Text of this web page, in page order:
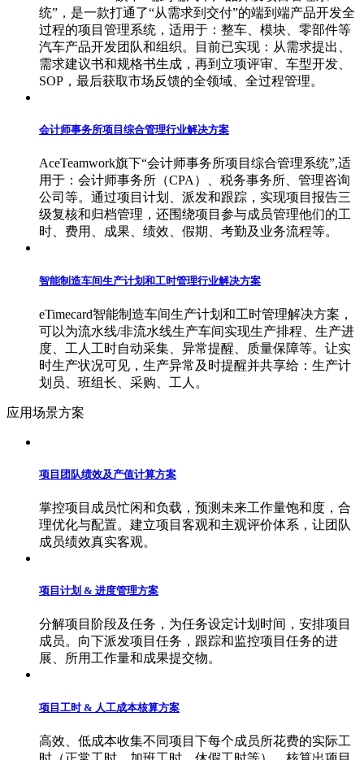
统”，是一款打通了“从需求到交付”的端到端产品开发全
过程的项目管理系统，适用于：整车、模块、零部件等
汽车产品开发团队和组织。目前已实现：从需求提出、
需求建议书和规格书生成，再到立项评审、车型开发、
SOP，最后获取市场反馈的全领域、全过程管理。
会计师事务所项目综合管理行业解决方案
AceTeamwork旗下“会计师事务所项目综合管理系统”,适
用于：会计师事务所（CPA）、税务事务所、管理咨询
公司等。通过项目计划、派发和跟踪，实现项目报告三
级复核和归档管理，还围绕项目参与成员管理他们的工
时、费用、成果、绩效、假期、考勤及业务流程等。
智能制造车间生产计划和工时管理行业解决方案
eTimecard智能制造车间生产计划和工时管理解决方案，
可以为流水线/非流水线生产车间实现生产排程、生产进
度、工人工时自动采集、异常提醒、质量保障等。让实
时生产状况可见，生产异常及时提醒并共享给：生产计
划员、班组长、采购、工人。
应用场景方案
项目团队绩效及产值计算方案
掌控项目成员忙闲和负载，预测未来工作量饱和度，合
理优化与配置。建立项目客观和主观评价体系，让团队
成员绩效真实客观。
项目计划 & 进度管理方案
分解项目阶段及任务，为任务设定计划时间，安排项目
成员。向下派发项目任务，跟踪和监控项目任务的进
展、所用工作量和成果提交物。
项目工时 & 人工成本核算方案
高效、低成本收集不同项目下每个成员所花费的实际工